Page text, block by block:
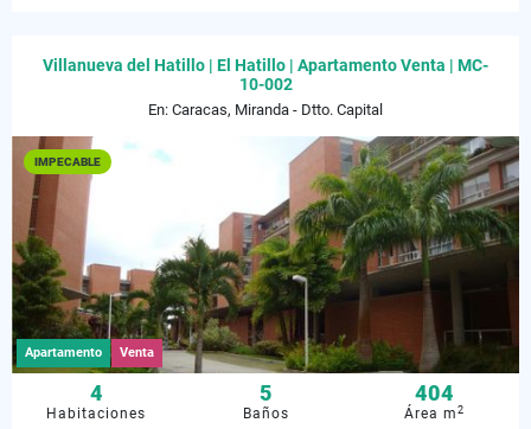
Villanueva del Hatillo | El Hatillo | Apartamento Venta | MC-
10-002
En: Caracas, Miranda - Dtto. Capital
IMPECABLE
Apartamento Venta
4
Habitaciones
5
Baños
404
Área m2